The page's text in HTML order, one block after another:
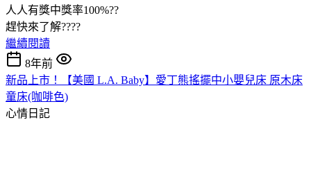
人人有獎中獎率100%??
趕快來了解????
繼續閱讀
8年前
新品上市！【美國 L.A. Baby】愛丁熊搖擺中小嬰兒床 原木床
童床(咖啡色)
心情日記